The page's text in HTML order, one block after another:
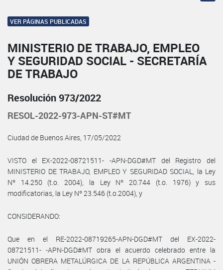
VER PÁGINAS PUBLICADAS
MINISTERIO DE TRABAJO, EMPLEO
Y SEGURIDAD SOCIAL - SECRETARÍA
DE TRABAJO
Resolución 973/2022
RESOL-2022-973-APN-ST#MT
Ciudad de Buenos Aires, 17/05/2022
VISTO el EX-2022-08721511- -APN-DGD#MT del Registro del
MINISTERIO DE TRABAJO, EMPLEO Y SEGURIDAD SOCIAL, la Ley
Nº 14.250 (t.o. 2004), la Ley Nº 20.744 (t.o. 1976) y sus
modificatorias, la Ley Nº 23.546 (t.o.2004), y
CONSIDERANDO:
Que en el RE-2022-08719265-APN-DGD#MT del EX-2022-
08721511- -APN-DGD#MT obra el acuerdo celebrado entre la
UNIÓN OBRERA METALÚRGICA DE LA REPÚBLICA ARGENTINA -